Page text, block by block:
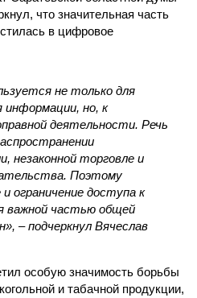
что значительная часть
в цифровое
не только для
информации, но, к
деятельности. Речь
незаконной торговле и
Поэтому
ограничение доступа к
важной частью общей
– подчеркнул Вячеслав
особую значимость борьбы
и табачной продукции,